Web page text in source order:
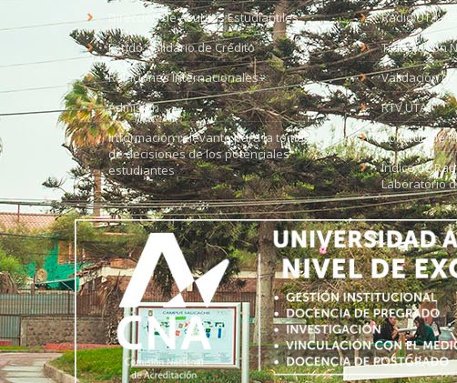
Dirección de Asuntos Estudiantiles
Fondo Solidario de Crédito
Relaciones Internacionales
Admisión
Información relevante para la toma
de decisiones de los potenciales
estudiantes
Radio UTA -
Trabaja con
Validación de
RTV UTA
Solicitud de
Índice de
Laboratorio